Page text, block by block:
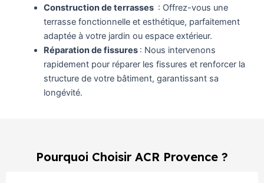
Construction de terrasses : Offrez-vous une
terrasse fonctionnelle et esthétique, parfaitement
adaptée à votre jardin ou espace extérieur.
Réparation de fissures : Nous intervenons
rapidement pour réparer les fissures et renforcer la
structure de votre bâtiment, garantissant sa
longévité.
Pourquoi Choisir ACR Provence ?